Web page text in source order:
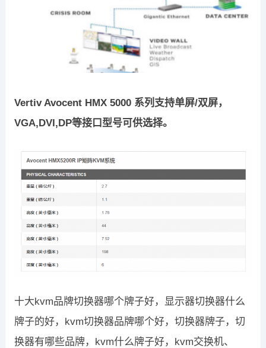
Vertiv Avocent HMX 5000 系列支持单屏/双屏，
VGA,DVI,DP等接口型号可供选择。
十大kvm品牌切换器哪个牌子好，显示器切换器什么
牌子的好，kvm切换器品牌哪个好，切换器牌子，切
换器有哪些品牌，kvm什么牌子好，kvm交换机、